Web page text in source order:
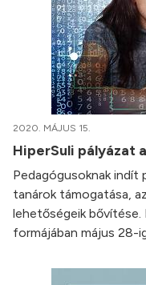
2020. MÁJUS 15.
HiperSuli pályázat
Pedagógusoknak indít
tanárok támogatása,
lehetőségeik bővítése.
formájában május 28-